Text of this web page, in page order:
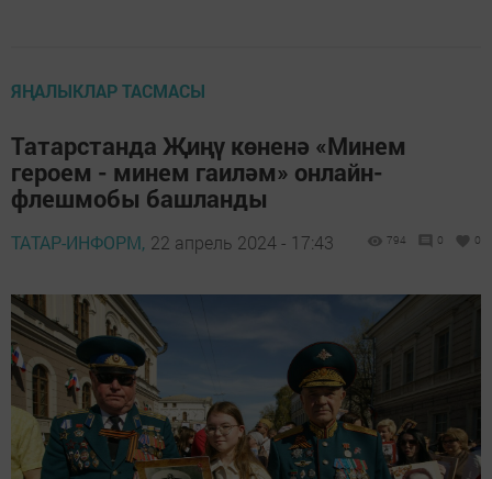
ЯҢАЛЫКЛАР ТАСМАСЫ
Татарстанда Җиңү көненә «Минем
героем - минем гаиләм» онлайн-
флешмобы башланды
ТАТАР-ИНФОРМ, 22 апрель 2024 - 17:43 794 0 0